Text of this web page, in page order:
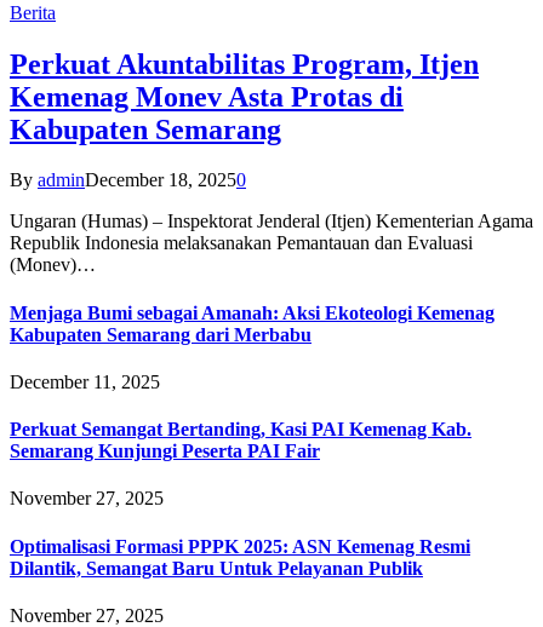
Berita
Perkuat Akuntabilitas Program, Itjen
Kemenag Monev Asta Protas di
Kabupaten Semarang
By adminDecember 18, 20250
Ungaran (Humas) – Inspektorat Jenderal (Itjen) Kementerian Agama
Republik Indonesia melaksanakan Pemantauan dan Evaluasi
(Monev)…
Menjaga Bumi sebagai Amanah: Aksi Ekoteologi Kemenag
Kabupaten Semarang dari Merbabu
December 11, 2025
Perkuat Semangat Bertanding, Kasi PAI Kemenag Kab.
Semarang Kunjungi Peserta PAI Fair
November 27, 2025
Optimalisasi Formasi PPPK 2025: ASN Kemenag Resmi
Dilantik, Semangat Baru Untuk Pelayanan Publik
November 27, 2025